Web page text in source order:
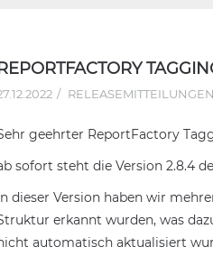
RELEASEMITTEILUNGEN
geehrter ReportFactory
sofort steht die Version 2.8.4
dieser Version haben wir
erkannt wurden, was
automatisch aktualisiert